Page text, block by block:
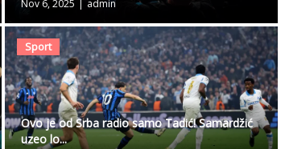
Nov 6, 2025 admin
Sport
Ovo je od Srba radio samo Tadić! Samardžić
uzeo lo...